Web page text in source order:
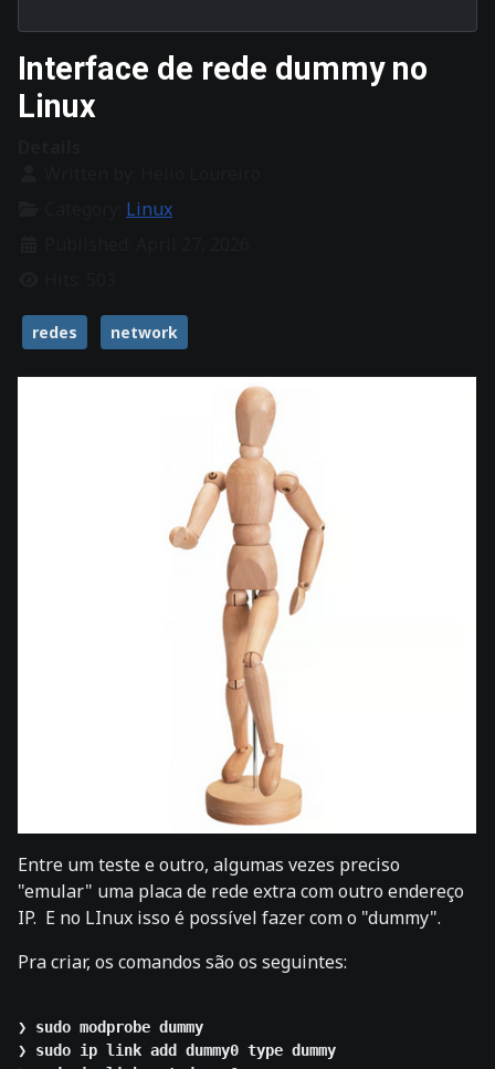
Interface de rede dummy no
Linux
Linux
redes network
Entre um teste e outro, algumas vezes preciso
"emular" uma placa de rede extra com outro endereço
IP. E no LInux isso é possível fazer com o "dummy".
Pra criar, os comandos são os seguintes:
❯ sudo modprobe dummy
❯ sudo ip link add dummy0 type dummy